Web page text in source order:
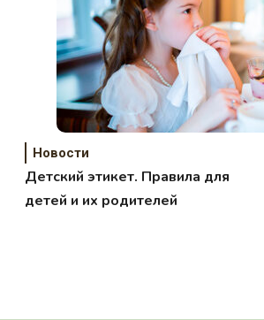
Новости
Детский этикет. Правила для
детей и их родителей